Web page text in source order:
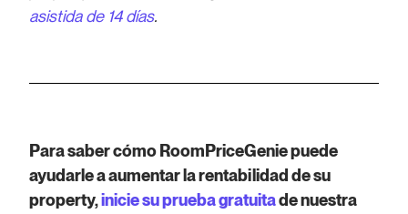
asistida de 14 días.
Para saber cómo RoomPriceGenie puede
ayudarle a aumentar la rentabilidad de su
property,inicie su prueba gratuitade nuestra